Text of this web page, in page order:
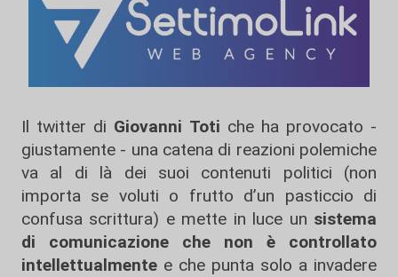
Il twitter di Giovanni Toti che ha provocato -
giustamente - una catena di reazioni polemiche
va al di là dei suoi contenuti politici (non
importa se voluti o frutto d’un pasticcio di
confusa scrittura) e mette in luce un sistema
di comunicazione che non è controllato
intellettualmente e che punta solo a invadere